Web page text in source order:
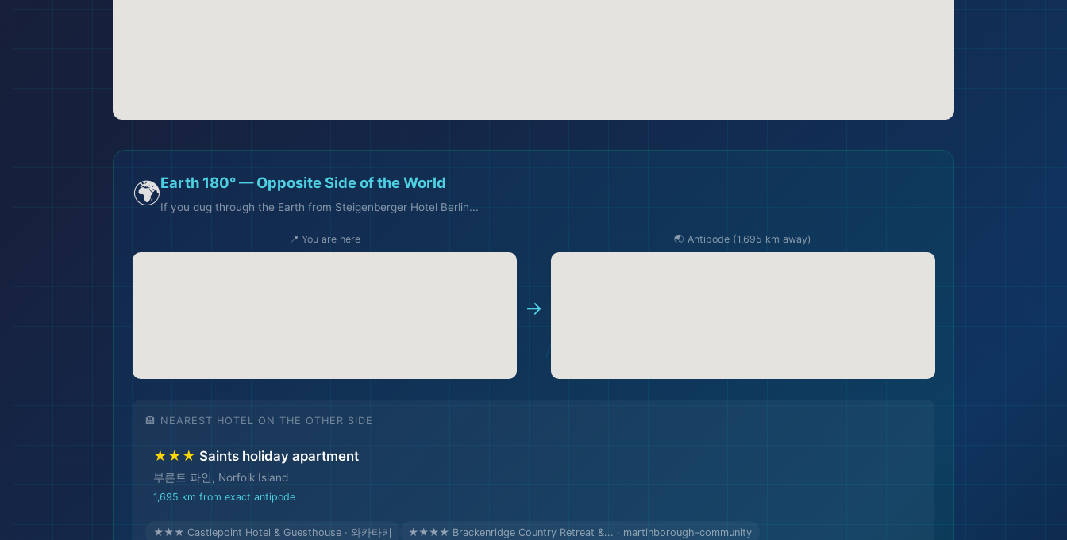
🌍Earth 180° — Opposite Side of the World
If you dug through the Earth from Steigenberger Hotel Berlin...
📍 You are here
→
🌏 Antipode (1,695 km away)
🏨 NEAREST HOTEL ON THE OTHER SIDE
★★★ Saints holiday apartment
부른트 파인, Norfolk Island
1,695 km from exact antipode
★★★ Castlepoint Hotel & Guesthouse · 와카타키 ★★★★ Brackenridge Country Retreat &... · martinborough-community